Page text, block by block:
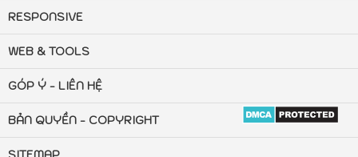
RESPONSIVE
WEB & TOOLS
GÓP Ý - LIÊN HỆ
BẢN QUYỀN - COPYRIGHT